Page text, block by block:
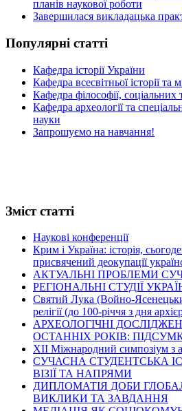
планів наукової роботи
Завершилася викладацька
Популярні статті
Кафедра історії України
Кафедра всесвітньої історії
Кафедра філософії, соціальних
Кафедра археології та
науки
Запрошуємо на навчання!
Зміст статті
Наукові конференції
Крим і Україна: історія,
присвячений деокупації
АКТУАЛЬНІ ПРОБЛЕМИ
РЕГІОНАЛЬНІ СТУДІЇ
Святий Лука (Войно-
релігії (до 100-річчя з дня
АРХЕОЛОГІЧНІ
ОСТАННІХ РОКІВ:
ХІІ Міжнародний симпозіум з
СУЧАСНА СТУДЕНТСЬКА
ВІЗІЇ ТА НАПРЯМИ
ДИПЛОМАТІЯ ДОБИ
ВИКЛИКИ ТА ЗАВДАННЯ